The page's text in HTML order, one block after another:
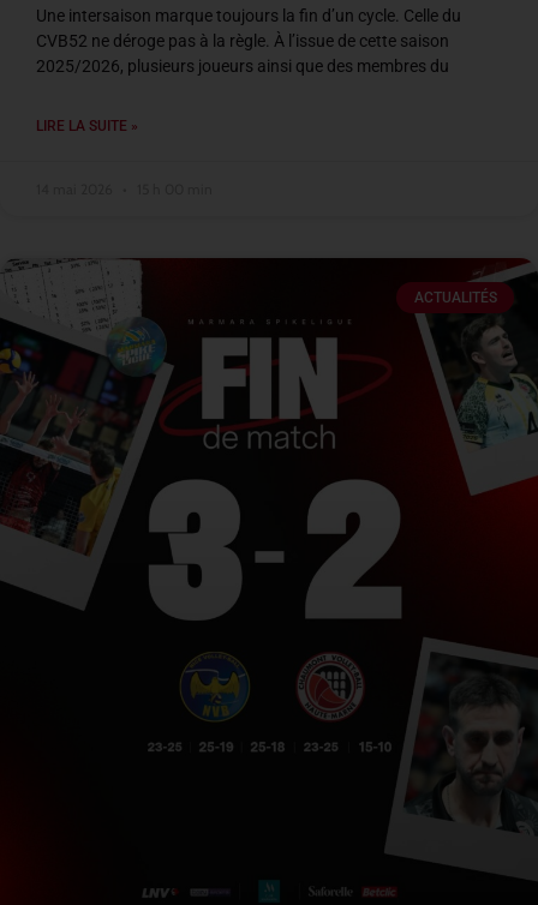
Une intersaison marque toujours la fin d’un cycle. Celle du
CVB52 ne déroge pas à la règle. À l’issue de cette saison
2025/2026, plusieurs joueurs ainsi que des membres du
LIRE LA SUITE »
ACTUALITÉS